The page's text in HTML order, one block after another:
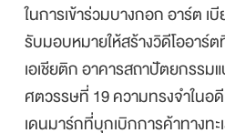
ในการเข้าร่วมบางกอก อาร์ต
รับมอบหมายให้สร้างวิดีโออาร์
เอเชียติก อาคารสถาปัตยกรรม
ศตวรรษที่ 19 ความทรงจำในอ
เดนมาร์กที่บุกเบิกการค้าทางทะ